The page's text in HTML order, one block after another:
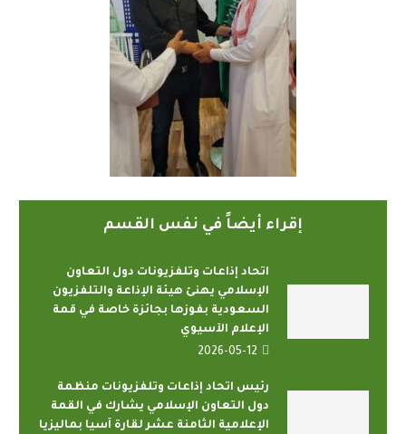
إقراء أيضاً في نفس القسم
اتحاد إذاعات وتلفزيونات دول التعاون
الإسلامي يهنئ هيئة الإذاعة والتلفزيون
السعودية بفوزها بجائزة خاصة في قمة
الإعلام الآسيوي
2026-05-12
رئيس اتحاد إذاعات وتلفزيونات منظمة
دول التعاون الإسلامي يشارك في القمة
الإعلامية الثامنة عشر لقارة آسيا بماليزيا